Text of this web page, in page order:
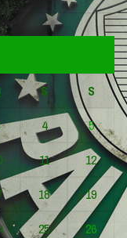
S
S
4
5
11
12
18
19
25
26